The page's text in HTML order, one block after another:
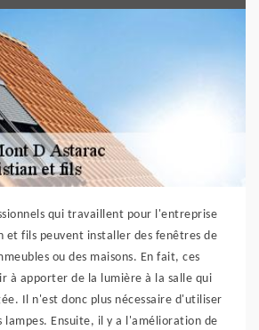
qui travaillent pour l'entreprise
et fils peuvent installer des fenêtres de
ou des maisons. En fait, ces
à apporter de la lumière à la salle qui
Il n'est donc plus nécessaire d'utiliser
lampes. Ensuite, il y a l'amélioration de